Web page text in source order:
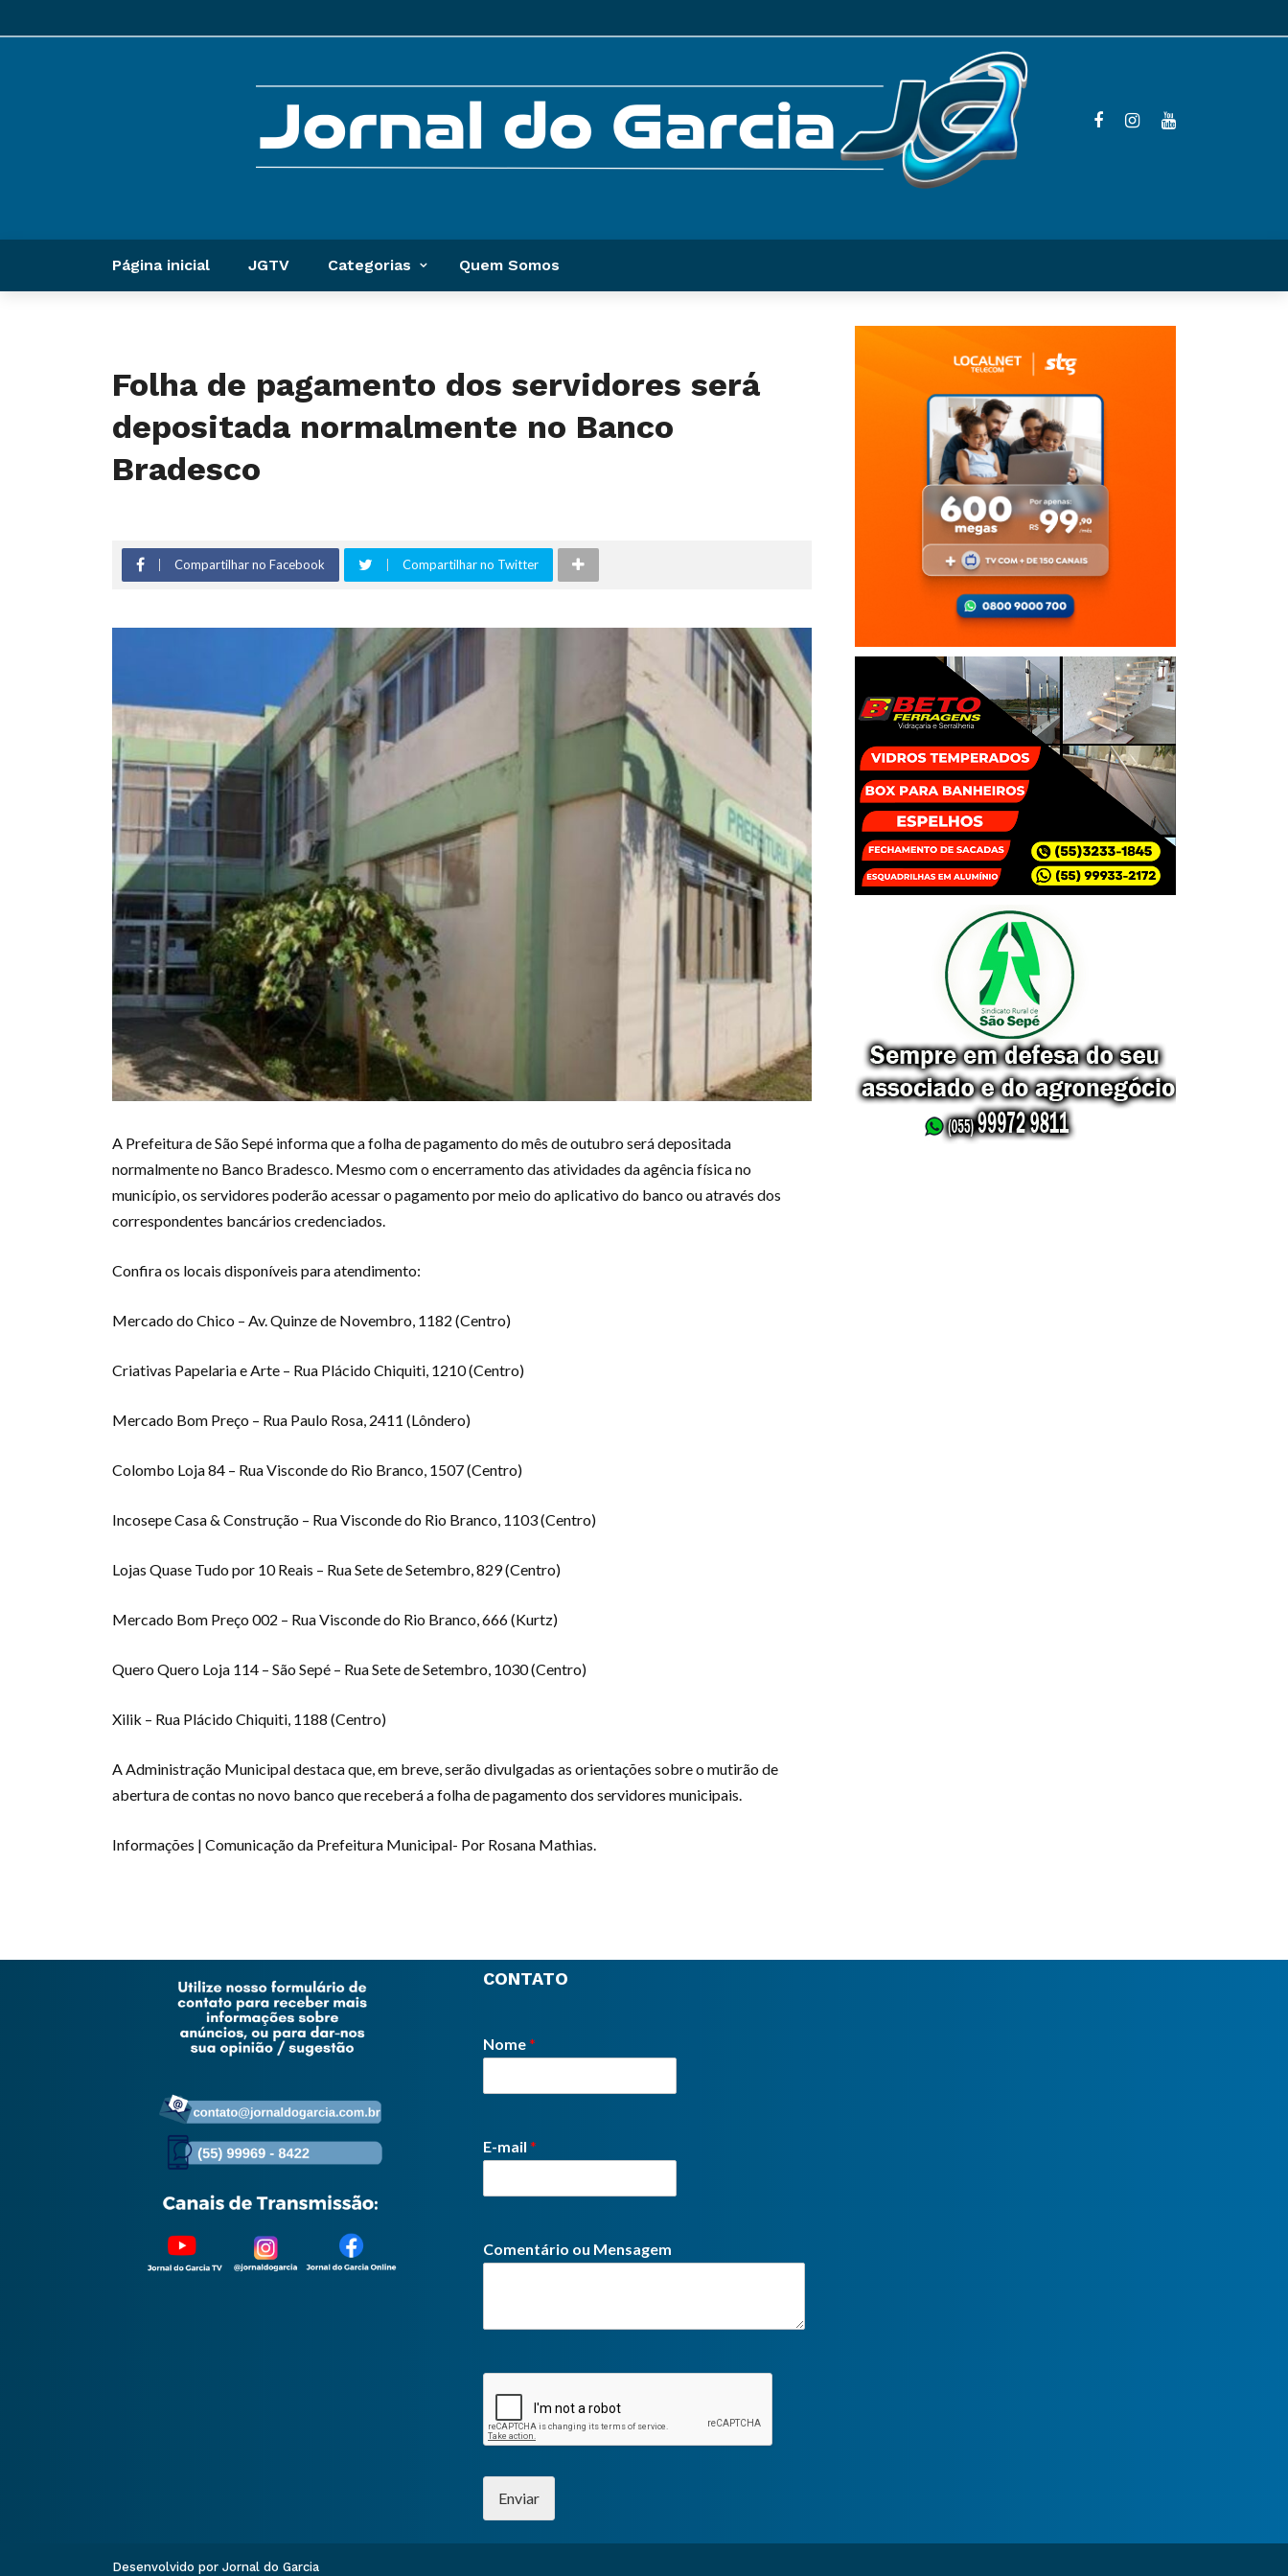
Página inicial JGTV Categorias Quem Somos
Folha de pagamento dos servidores será
depositada normalmente no Banco
Bradesco
Compartilhar no Facebook Compartilhar no Twitter
A Prefeitura de São Sepé informa que a folha de pagamento do mês de outubro será depositada
normalmente no Banco Bradesco. Mesmo com o encerramento das atividades da agência física no
município, os servidores poderão acessar o pagamento por meio do aplicativo do banco ou através dos
correspondentes bancários credenciados.
Confira os locais disponíveis para atendimento:
Mercado do Chico – Av. Quinze de Novembro, 1182 (Centro)
Criativas Papelaria e Arte – Rua Plácido Chiquiti, 1210 (Centro)
Mercado Bom Preço – Rua Paulo Rosa, 2411 (Lôndero)
Colombo Loja 84 – Rua Visconde do Rio Branco, 1507 (Centro)
Incosepe Casa & Construção – Rua Visconde do Rio Branco, 1103 (Centro)
Lojas Quase Tudo por 10 Reais – Rua Sete de Setembro, 829 (Centro)
Mercado Bom Preço 002 – Rua Visconde do Rio Branco, 666 (Kurtz)
Quero Quero Loja 114 – São Sepé – Rua Sete de Setembro, 1030 (Centro)
Xilik – Rua Plácido Chiquiti, 1188 (Centro)
A Administração Municipal destaca que, em breve, serão divulgadas as orientações sobre o mutirão de
abertura de contas no novo banco que receberá a folha de pagamento dos servidores municipais.
Informações | Comunicação da Prefeitura Municipal- Por Rosana Mathias.
CONTATO
Nome*
E-mail *
Comentário ou Mensagem
Enviar
Desenvolvido por Jornal do Garcia